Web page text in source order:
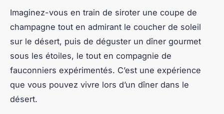
Imaginez-vous en train de siroter une coupe de
champagne tout en admirant le coucher de soleil
sur le désert, puis de déguster un dîner gourmet
sous les étoiles, le tout en compagnie de
fauconniers expérimentés. C’est une expérience
que vous pouvez vivre lors d’un dîner dans le
désert.